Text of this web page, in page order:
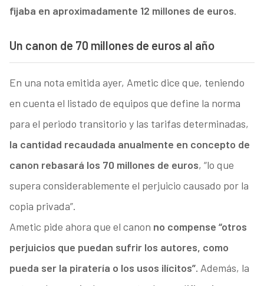
fijaba en aproximadamente 12 millones de euros.
Un canon de 70 millones de euros al año
En una nota emitida ayer, Ametic dice que, teniendo
en cuenta el listado de equipos que define la norma
para el periodo transitorio y las tarifas determinadas,
la cantidad recaudada anualmente en concepto de
canon rebasará los 70 millones de euros, “lo que
supera considerablemente el perjuicio causado por la
copia privada”.
Ametic pide ahora que el canon no compense “otros
perjuicios que puedan sufrir los autores, como
pueda ser la piratería o los usos ilícitos”. Además, la